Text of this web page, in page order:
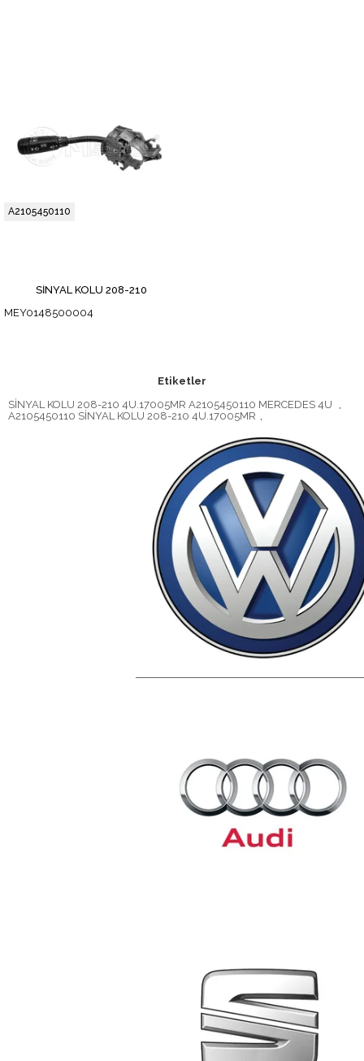
SİNYAL KOLU 208-210
MEY0148500004
A2105450110
Etiketler
SİNYAL KOLU 208-210 4U.17005MR A2105450110 MERCEDES 4U
,
A2105450110 SİNYAL KOLU 208-210 4U.17005MR ,